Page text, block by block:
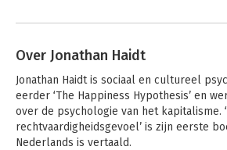
Over Jonathan Haidt
Jonathan Haidt is sociaal en cultureel
eerder ‘The Happiness Hypothesis’ en
over de psychologie van het kapitalisme.
rechtvaardigheidsgevoel’ is zijn eerste
Nederlands is vertaald.